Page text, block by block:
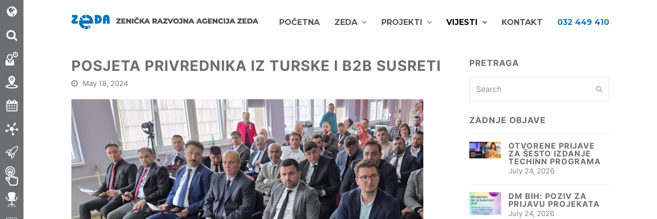
POČETNA ZEDA PROJEKTI VIJESTI KONTAKT 032 449 410
POSJETA PRIVREDNIKA IZ TURSKE I B2B SUSRETI
May 18, 2024
PRETRAGA
ZADNJE OBJAVE
OTVORENE PRIJAVE
ZA ŠESTO IZDANJE
TECHINN PROGRAMA
July 24, 2026
DM BIH: POZIV ZA
PRIJAVU PROJEKATA
July 24, 2026